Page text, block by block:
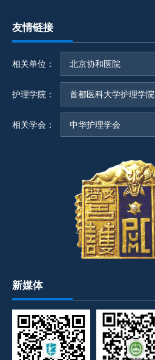
友情链接
相关单位： 北京协和医院
护理学院： 首都医科大学护理学院
相关学会： 中华护理学会
新媒体